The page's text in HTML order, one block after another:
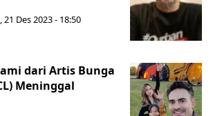
21 Des 2023 - 18:50
dari Artis Bunga
Meninggal